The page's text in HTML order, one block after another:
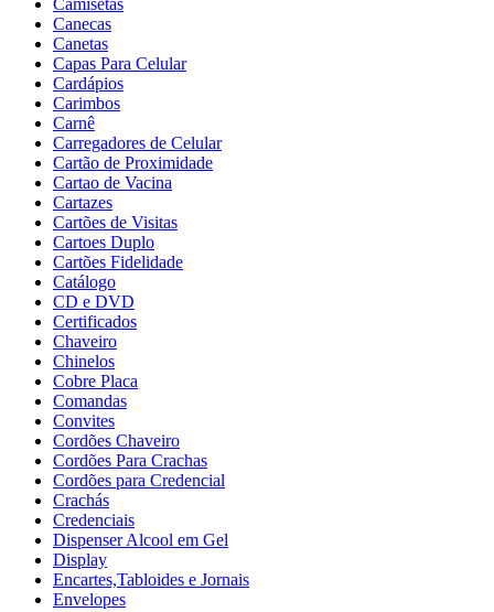
Camisetas
Canecas
Canetas
Capas Para Celular
Cardápios
Carimbos
Carnê
Carregadores de Celular
Cartão de Proximidade
Cartao de Vacina
Cartazes
Cartões de Visitas
Cartoes Duplo
Cartões Fidelidade
Catálogo
CD e DVD
Certificados
Chaveiro
Chinelos
Cobre Placa
Comandas
Convites
Cordões Chaveiro
Cordões Para Crachas
Cordões para Credencial
Crachás
Credenciais
Dispenser Alcool em Gel
Display
Encartes,Tabloides e Jornais
Envelopes